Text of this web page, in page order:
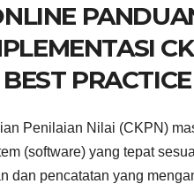
PRACTICE
Penilaian Nilai (CKPN)
(software) yang tepat
dan pencatatan yang